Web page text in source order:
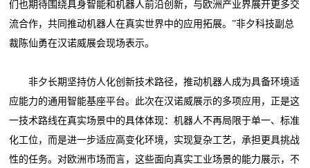
们也期待围绕具身智能和机器人前沿创新，与欧洲产业界展开更多交
流合作，共同推动机器人在真实世界中的应用拓展。”非夕科技副总
裁陈仙勇在汉诺威展会现场表示。
非夕长期坚持仿人化创新技术路径，推动机器人成为具备环境适
应能力的通用智能基座平台。此次在汉诺威展示的多项应用，正是这
一技术路线在真实场景中的具体体现：机器人不再局限于单一、标准
化工位，而是进一步适应高变化环境，实现复杂工艺，承担更具挑战
性的任务。对欧洲市场而言，这些面向真实工业场景的能力展示，不